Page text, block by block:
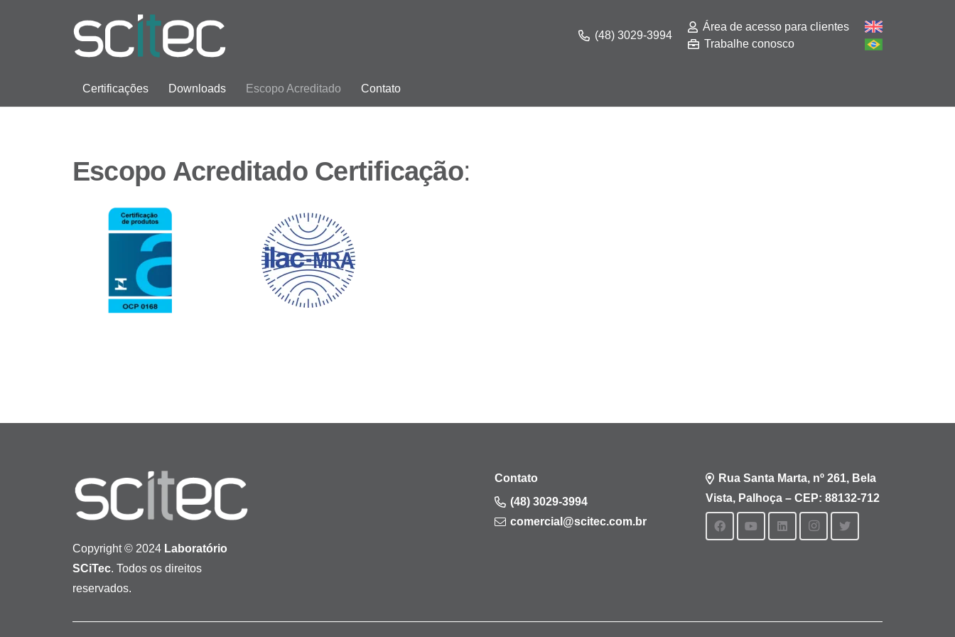
(48) 3029-3994
Área de acesso para clientes
Trabalhe conosco
Certificações Downloads Escopo Acreditado Contato
Escopo Acreditado Certificação:
Copyright © 2024 Laboratório
SCiTec. Todos os direitos
reservados.
Contato
(48) 3029-3994
comercial@scitec.com.br
Rua Santa Marta, nº 261, Bela
Vista, Palhoça – CEP: 88132-712